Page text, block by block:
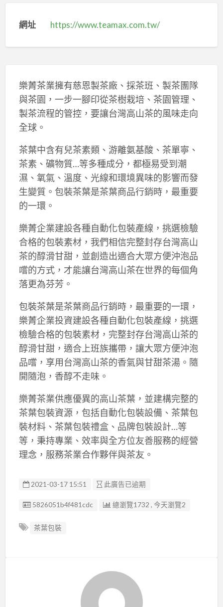
網址 https://www.teamax.com.tw/
樂菁茶業擁有慈恩製茶廠、採茶班、製茶團隊
與茶園，一步一腳印從茶樹栽培、茶園管理、
製茶流程的管控，要讓台灣高山茶的風味走向
全球。
茶葉中含有兒茶素類、游離氨基酸、茶單寧、
茶素、礦物質…等多種成分，都極易受到潮
濕、氧氣、溫度、光線和環境異味的影響而發
生變質。包裝茶葉是茶葉商品行銷時，最重要
的一環。
樂菁企業建設各種自動化包裝產線，挑選檢驗
合格的包裝素材，我們相信完整封存台灣高山
茶的醇滑甘甜，並創造出適合大眾方便沖泡品
嚐的方式，才能讓台灣高山茶在世界的每個角
落更為芬芳。
包裝茶葉是茶葉商品行銷時，最重要的一環，
樂菁企業投資建設各種自動化包裝產線，挑選
檢驗合格的包裝素材，完整封存台灣高山茶的
醇滑甘甜，適合上班族攜帶，讓大眾方便沖泡
品嚐，享用台灣高山茶的香氣與甘甜茶湯。隨
開隨泡，香醇不走味。
樂菁茶業供應優異的高山茶葉，並建構完整的
茶葉包裝資源，包括自動化包裝設備、茶葉包
裝材料、茶葉包裝禮盒、品牌包裝設計…等
等，秉持專業、效率與全方位友善服務的經營
理念，服務茶業合作夥伴與茶友。
2021-03-17 15:51 此廣告已逾期
廣告编號
5826051b4f481cdc 總瀏覽1732 , 今天瀏覽2
茶葉包裝